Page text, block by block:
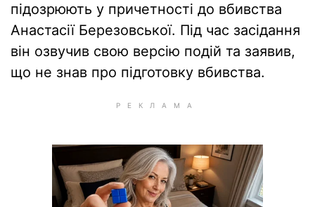
підозрюють у причетності до вбивства
Анастасії Березовської. Під час засідання
він озвучив свою версію подій та заявив,
що не знав про підготовку вбивства.